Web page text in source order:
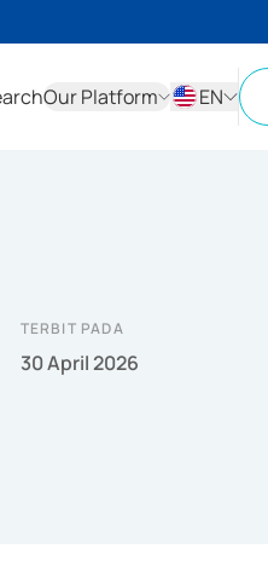
Our Platform
EN
TERBIT PADA
30 April 2026